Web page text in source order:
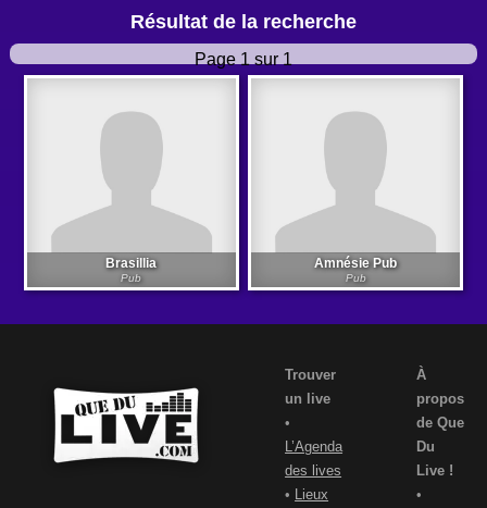
Résultat de la recherche
Page 1 sur 1
Brasillia
Pub
Amnésie Pub
Pub
Trouver
un live
•
L’Agenda
des lives
•
Lieux
À
propos
de Que
Du
Live !
•